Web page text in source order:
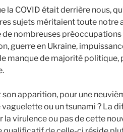
la COVID était derrière nous,
sujets méritaient toute notre
de nombreuses
guerre en Ukraine,
manque de majorité politique,
apparition, pour une
ou un tsunami ? La
la virulence ou pas de cette